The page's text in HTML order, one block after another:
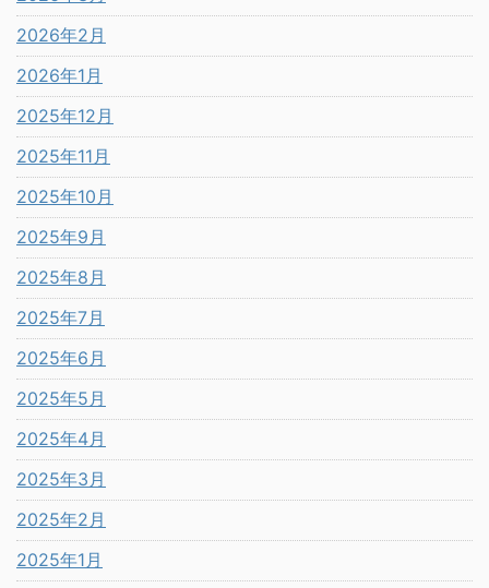
2026年2月
2026年1月
2025年12月
2025年11月
2025年10月
2025年9月
2025年8月
2025年7月
2025年6月
2025年5月
2025年4月
2025年3月
2025年2月
2025年1月